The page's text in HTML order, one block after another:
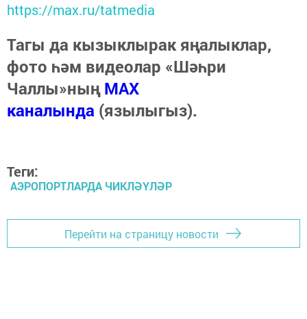
https://max.ru/tatmedia
Тагы да кызыклырак яңалыклар,
фото һәм видеолар «Шәһри
Чаллы»ныңMAX
каналында (язылыгыз).
Теги:
АЭРОПОРТЛАРДА ЧИКЛӘҮЛӘР
Перейти на страницу новости